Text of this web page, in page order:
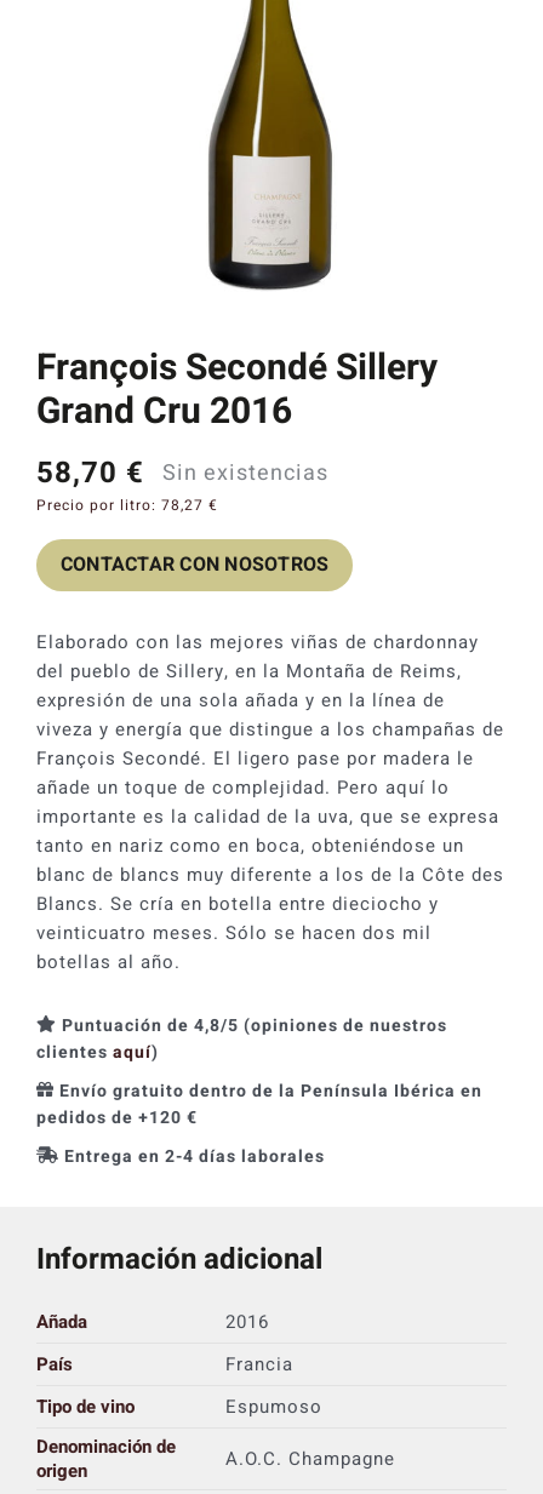
François Secondé Sillery
Grand Cru 2016
58,70 € Sin existencias
Precio por litro: 78,27 €
CONTACTAR CON NOSOTROS
Elaborado con las mejores viñas de chardonnay
del pueblo de Sillery, en la Montaña de Reims,
expresión de una sola añada y en la línea de
viveza y energía que distingue a los champañas de
François Secondé. El ligero pase por madera le
añade un toque de complejidad. Pero aquí lo
importante es la calidad de la uva, que se expresa
tanto en nariz como en boca, obteniéndose un
blanc de blancs muy diferente a los de la Côte des
Blancs. Se cría en botella entre dieciocho y
veinticuatro meses. Sólo se hacen dos mil
botellas al año.
Puntuación de 4,8/5 (opiniones de nuestros
clientes aquí)
Envío gratuito dentro de la Península Ibérica en
pedidos de +120 €
Entrega en 2-4 días laborales
Información adicional
Añada
2016
País
Francia
Tipo de vino
Espumoso
Denominación de
origen
A.O.C. Champagne